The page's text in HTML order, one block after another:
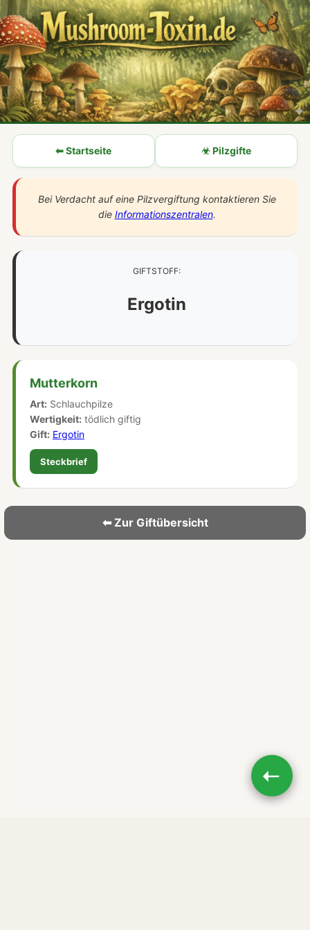
⬅ Startseite ☣ Pilzgifte
Bei Verdacht auf eine Pilzvergiftung kontaktieren Sie
die Informationszentralen.
GIFTSTOFF:
Ergotin
Mutterkorn
Art:Schlauchpilze
Wertigkeit:tödlich giftig
Gift: Ergotin
Steckbrief
⬅ Zur Giftübersicht
➝